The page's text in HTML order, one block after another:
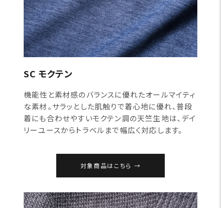
SC モクテン
機能性と素材感のバランスに優れたオールマイティ
な素材。サラッとした肌触りで着心地に優れ、普段
着にも合わせやすいモクテン調の天竺生地は、デイ
リーユースからトラベルまで幅広く対応します。
対象商品はこちら